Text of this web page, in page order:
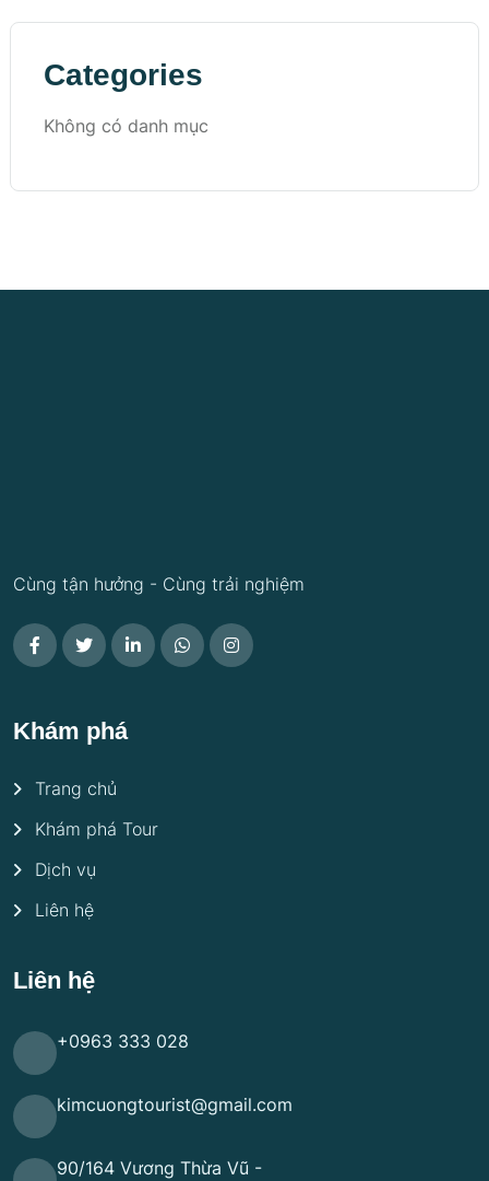
Categories
Không có danh mục
Cùng tận hưởng - Cùng trải nghiệm
Khám phá
Trang chủ
Khám phá Tour
Dịch vụ
Liên hệ
Liên hệ
+0963 333 028
kimcuongtourist@gmail.com
90/164 Vương Thừa Vũ -